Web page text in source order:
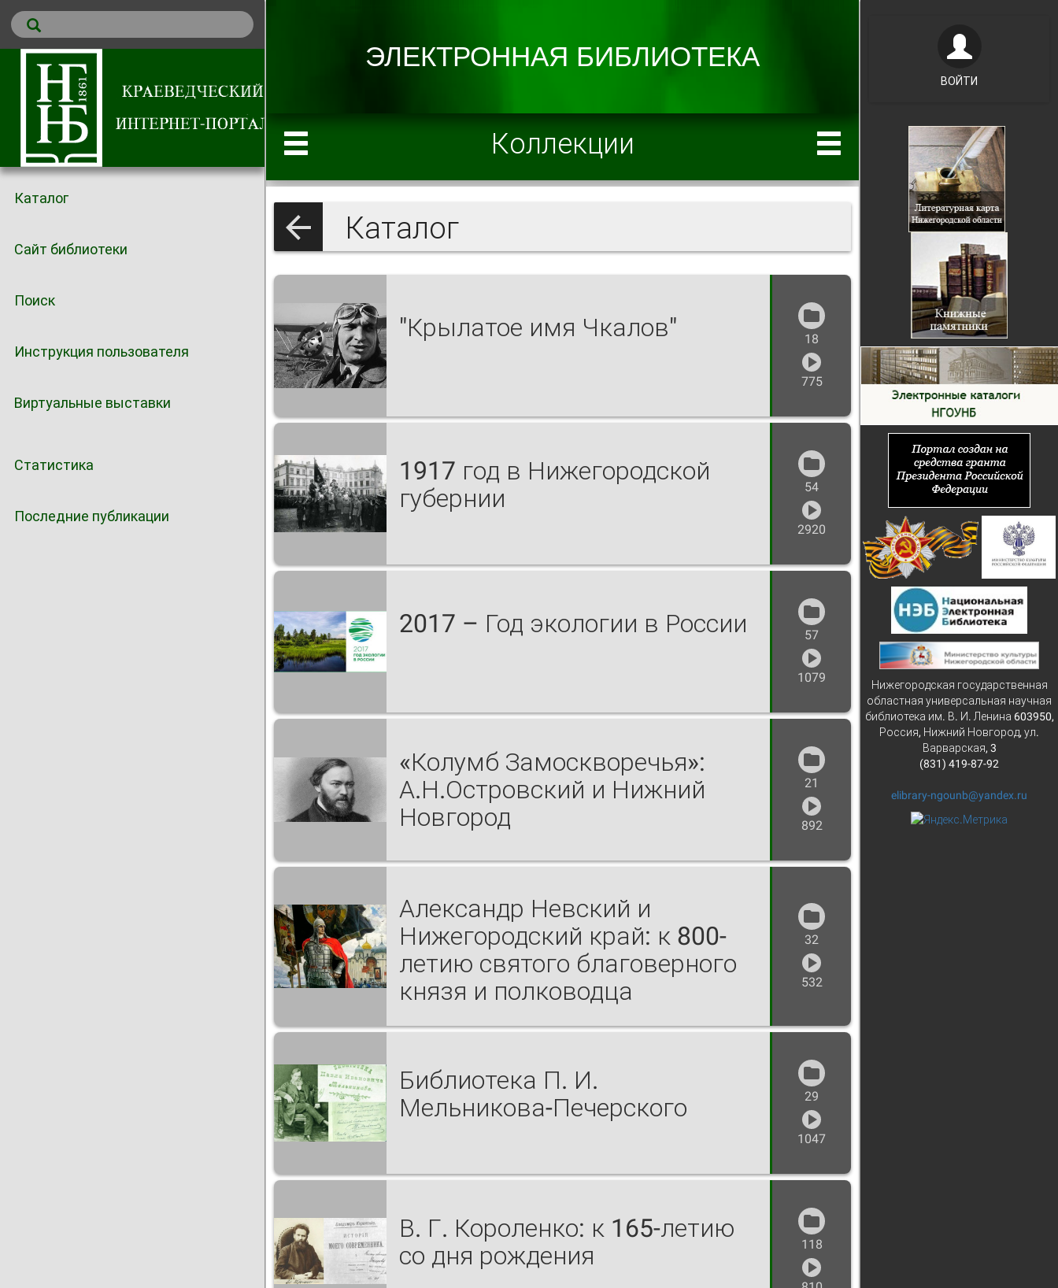
Каталог
Сайт библиотеки
Поиск
Инструкция пользователя
Виртуальные выставки
Статистика
Последние публикации
Коллекции
Каталог
"Крылатое имя Чкалов" 18
775
1917 год в Нижегородской
губернии
54
2920
2017 – Год экологии в России 57
1079
«Колумб Замоскворечья»:
А.Н.Островский и Нижний
Новгород
21
892
Александр Невский и
Нижегородский край: к 800-
летию святого благоверного
князя и полководца
32
532
Библиотека П. И.
Мельникова-Печерского
29
1047
В. Г. Короленко: к 165-летию
со дня рождения
118
ВОЙТИ
Нижегородская государственная
областная универсальная научная
библиотека им. В. И. Ленина 603950,
Россия, Нижний Новгород, ул.
Варварская, 3
(831) 419-87-92
elibrary-ngounb@yandex.ru